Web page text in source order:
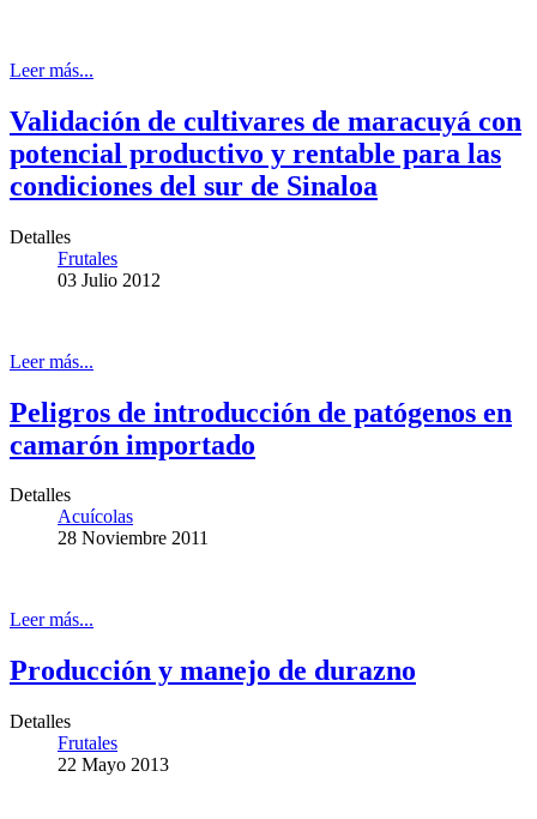
Leer más...
Validación de cultivares de maracuyá con
potencial productivo y rentable para las
condiciones del sur de Sinaloa
Detalles
Frutales
03 Julio 2012
Leer más...
Peligros de introducción de patógenos en
camarón importado
Detalles
Acuícolas
28 Noviembre 2011
Leer más...
Producción y manejo de durazno
Detalles
Frutales
22 Mayo 2013